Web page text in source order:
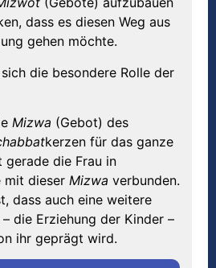
dass es diesen Weg aus
gehen möchte.
die besondere Rolle der
Mizwa (Gebot) des
kerzen für das ganze
gerade die Frau in
mit dieser Mizwa verbunden.
dass auch eine weitere
die Erziehung der Kinder –
ihr geprägt wird.